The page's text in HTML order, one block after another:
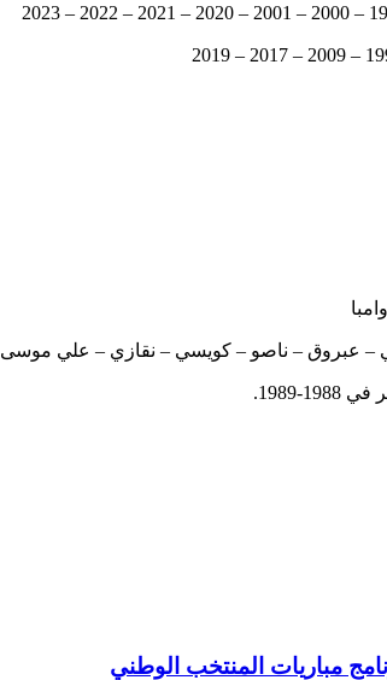
– عبروق – ناصو – كويسي – نقازي – علي موسى
1989.